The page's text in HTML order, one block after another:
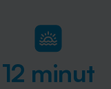
12 minut